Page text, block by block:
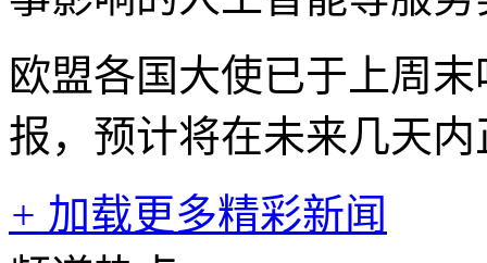
欧盟各国大使已于上周
报，预计将在未来几天
+ 加载更多精彩新闻